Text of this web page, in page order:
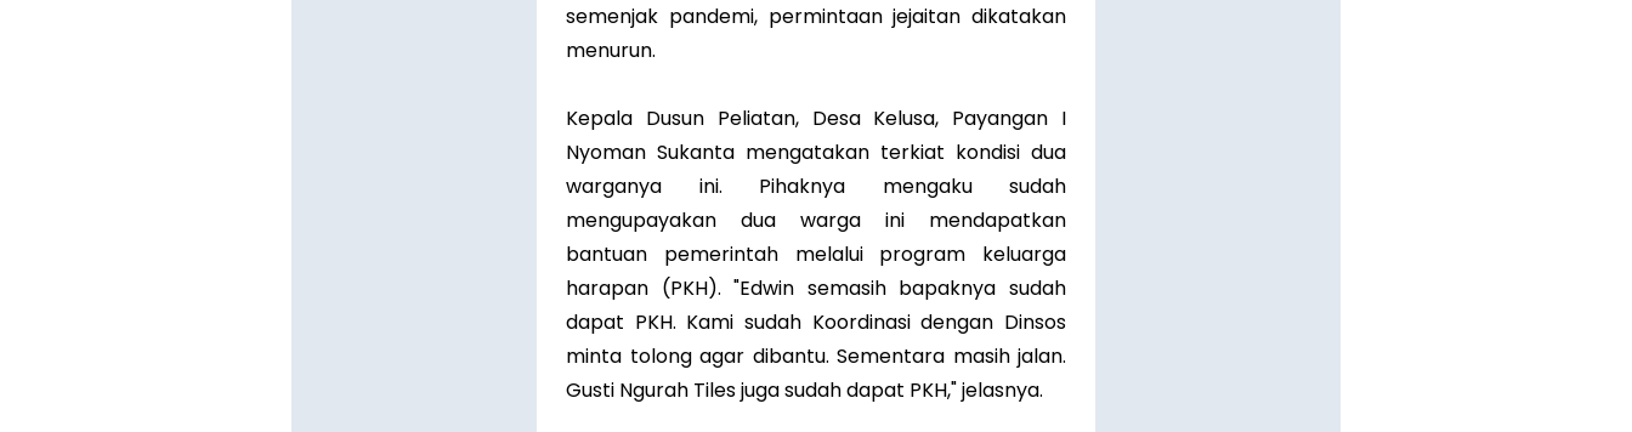
semenjak pandemi, permintaan jejaitan dikatakan
menurun.
Kepala Dusun Peliatan, Desa Kelusa, Payangan I
Nyoman Sukanta mengatakan terkiat kondisi dua
warganya ini. Pihaknya mengaku sudah
mengupayakan dua warga ini mendapatkan
bantuan pemerintah melalui program keluarga
harapan (PKH). "Edwin semasih bapaknya sudah
dapat PKH. Kami sudah Koordinasi dengan Dinsos
minta tolong agar dibantu. Sementara masih jalan.
Gusti Ngurah Tiles juga sudah dapat PKH," jelasnya.